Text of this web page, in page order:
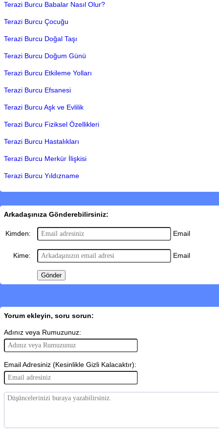
Terazi Burcu Babalar Nasıl Olur?
Terazi Burcu Çocuğu
Terazi Burcu Doğal Taşı
Terazi Burcu Doğum Günü
Terazi Burcu Etkileme Yolları
Terazi Burcu Efsanesi
Terazi Burcu Aşk ve Evlilik
Terazi Burcu Fiziksel Özellikleri
Terazi Burcu Hastalıkları
Terazi Burcu Merkür İlişkisi
Terazi Burcu Yıldızname
Arkadaşınıza Gönderebilirsiniz:
Kimden: Email
Kime: Email
Yorum ekleyin, soru sorun:
Adınız veya Rumuzunuz:
Email Adresiniz (Kesinlikle Gizli Kalacaktır):